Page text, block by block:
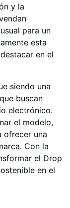
y la
para un
esta
en el
siendo una
buscan
electrónico.
el modelo,
ofrecer una
Con la
el Drop
en el